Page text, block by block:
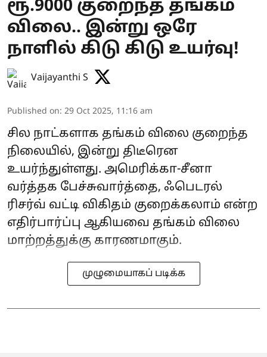
ரூ.9000 குறைந்த தங்கம்
விலை.. இன்று ஒரே
நாளில் கிடு கிடு உயர்வு!
Vaijayanthi S
Published on: 29 Oct 2025, 11:16 am
சில நாட்களாக தங்கம் விலை குறைந்த
நிலையில், இன்று திடீரென
உயர்ந்துள்ளது. அமெரிக்கா-சீனா
வர்த்தக பேச்சுவார்த்தை, ஃபெடரல்
ரிசர்வ் வட்டி விகிதம் குறைக்கலாம் என்ற
எதிர்பார்ப்பு ஆகியவை தங்கம் விலை
மாற்றத்துக்கு காரணமாகும்.
முழுமையாகப் படிக்க